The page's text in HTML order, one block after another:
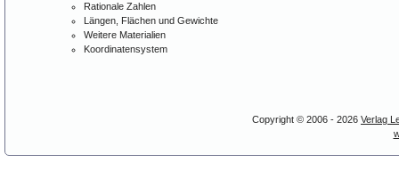
Rationale Zahlen
Längen, Flächen und Gewichte
Weitere Materialien
Koordinatensystem
Copyright © 2006 - 2026 Verlag